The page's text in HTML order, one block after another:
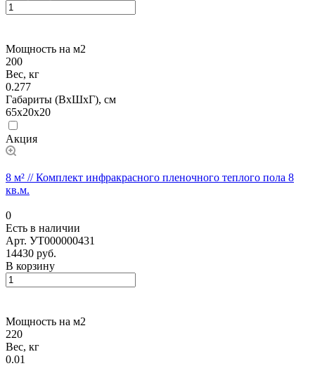
Мощность на м2
200
Вес, кг
0.277
Габариты (ВхШхГ), см
65x20x20
Акция
8 м² // Комплект инфракрасного пленочного теплого пола 8
кв.м.
0
Есть в наличии
Арт. УТ000000431
14430 руб.
В корзину
Мощность на м2
220
Вес, кг
0.01